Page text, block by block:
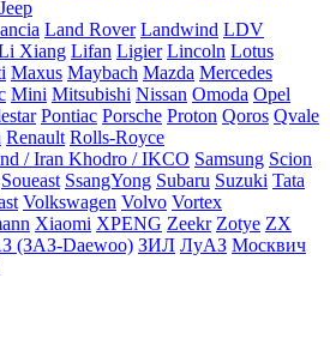
Jeep
Land Rover Landwind LDV
Xiang Lifan Ligier Lincoln Lotus
Maxus Maybach Mazda Mercedes
Mini Mitsubishi Nissan Omoda Opel
Pontiac Porsche Proton Qoros Qvale
Renault Rolls-Royce
/ Iran Khodro / IKCO Samsung Scion
Soueast SsangYong Subaru Suzuki Tata
Volkswagen Volvo Vortex
Xiaomi XPENG Zeekr Zotye ZX
(ЗАЗ-Daewoo) ЗИЛ ЛуАЗ Москвич